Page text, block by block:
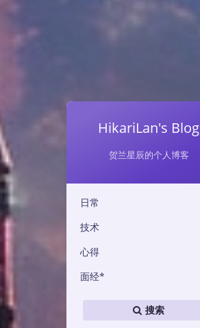
HikariLan's Blog
贺兰星辰的个人博客
日常
技术
心得
面经*
搜索